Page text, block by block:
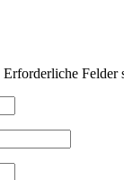
Erforderliche Felder